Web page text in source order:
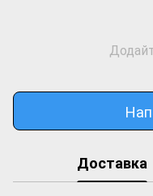
Доставка